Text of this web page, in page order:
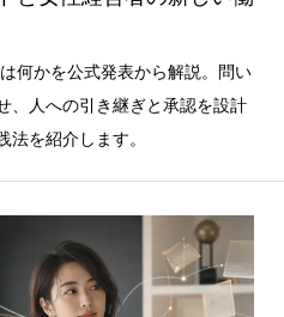
何かを公式発表から解説。問い
、人への引き継ぎと承認を設計
を紹介します。